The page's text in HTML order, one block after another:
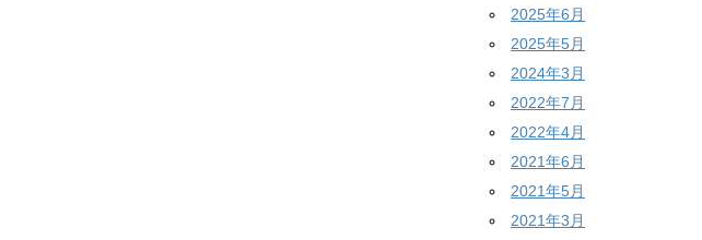
2025年6月
2025年5月
2024年3月
2022年7月
2022年4月
2021年6月
2021年5月
2021年3月